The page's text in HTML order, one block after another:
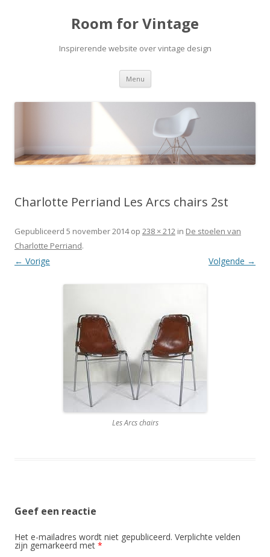
Room for Vintage
Inspirerende website over vintage design
Menu Spring naar de inhoud
Charlotte Perriand Les Arcs chairs 2st
Gepubliceerd 5 november 2014op 238 × 212 in De stoelen van
Charlotte Perriand.
← Vorige Volgende →
Les Arcs chairs
Geef een reactie
Het e-mailadres wordt niet gepubliceerd. Verplichte velden
zijn gemarkeerd met *